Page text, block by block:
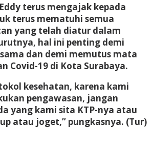
terus mengajak kepada
terus mematuhi semua
yang telah diatur dalam
hal ini penting demi
dan demi memutus mata
Covid-19 di Kota Surabaya.
kesehatan, karena kami
pengawasan, jangan
yang kami sita KTP-nya atau
atau joget,” pungkasnya. (Tur)